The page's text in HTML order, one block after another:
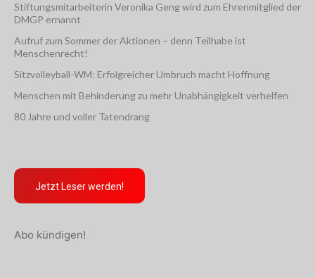
Stiftungsmitarbeiterin Veronika Geng wird zum Ehrenmitglied der
DMGP ernannt
Aufruf zum Sommer der Aktionen – denn Teilhabe ist
Menschenrecht!
Sitzvolleyball-WM: Erfolgreicher Umbruch macht Hoffnung
Menschen mit Behinderung zu mehr Unabhängigkeit verhelfen
80 Jahre und voller Tatendrang
Jetzt Leser werden!
Abo kündigen!